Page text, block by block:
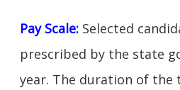
Pay Scale: Selected
prescribed by the state
year. The duration of